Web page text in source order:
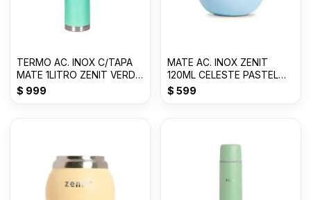
TERMO AC. INOX C/TAPA
MATE 1LITRO ZENIT VERDE
CLARO ZF3VC
$ 999
MATE AC. INOX ZENIT
120ML CELESTE PASTEL
ZVB028C
$ 599